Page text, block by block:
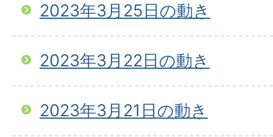
2023年3月25日の動き
2023年3月22日の動き
2023年3月21日の動き